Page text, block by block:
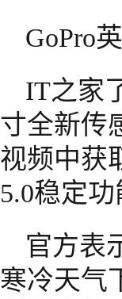
GoPro
IT之家
寸全新传
视频中获
5.0稳定
官方表
寒冷天气